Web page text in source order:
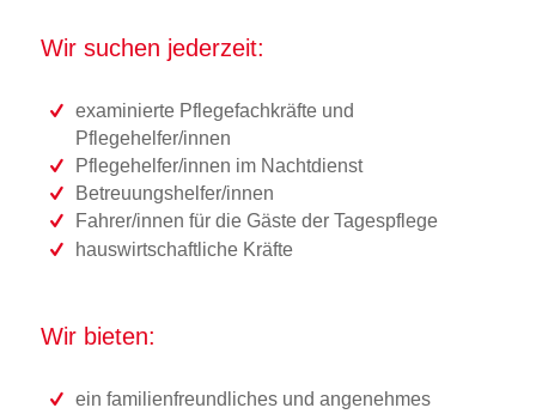
Wir suchen jederzeit:
examinierte Pflegefachkräfte und
Pflegehelfer/innen
Pflegehelfer/innen im Nachtdienst
Betreuungshelfer/innen
Fahrer/innen für die Gäste der Tagespflege
hauswirtschaftliche Kräfte
Wir bieten:
ein familienfreundliches und angenehmes